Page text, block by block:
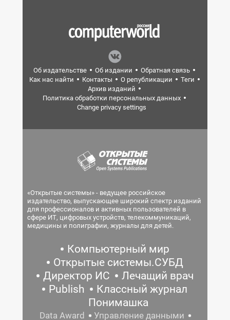
Об издательстве Об издании
Обратная связь
Как нас найти
Контакты О републикации
Теги
Архив изданий
Политика обработки персональных данных
Change privacy settings
«Открытые системы» - ведущее российское
издательство, выпускающее широкий спектр изданий
для профессионалов и активных пользователей в
сфере ИТ, цифровых устройств, телекоммуникаций,
медицины и полиграфии, журналы для детей.
Компьютерный мир
Открытые системы.СУБД
Директор ИС
Лечащий врач
Publish
Классный журнал
Понимашка
Data Award Управление данными